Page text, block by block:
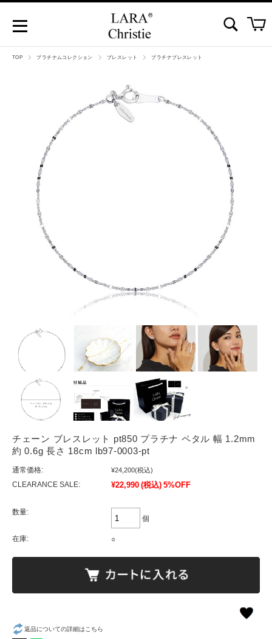
TOP プラチナムコレクション ブレスレット プラチナブレスレット
チェーン ブレスレット pt850 プラチナ ペタル 幅 1.2mm
約 0.6g 長さ 18cm lb97-0003-pt
通常価格: ¥24,200(税込)
CLEARANCE SALE: ¥22,990 (税込) 5%OFF
数量:
個
在庫: ○
返品についての詳細はこちら